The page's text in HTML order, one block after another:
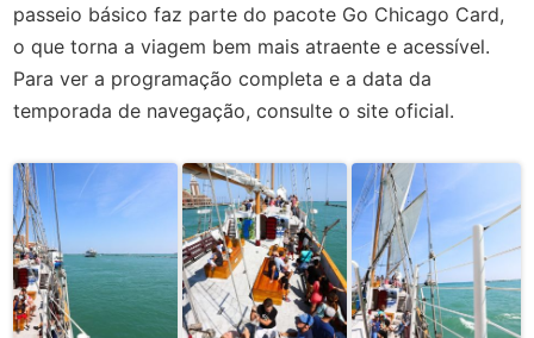
passeio básico faz parte do pacote Go Chicago Card,
o que torna a viagem bem mais atraente e acessível.
Para ver a programação completa e a data da
temporada de navegação, consulte o site oficial.